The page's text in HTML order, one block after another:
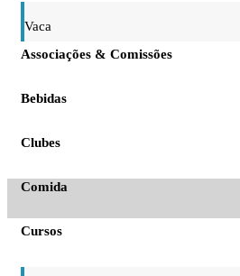
Vaca
Associações & Comissões
Bebidas
Clubes
Comida
Cursos